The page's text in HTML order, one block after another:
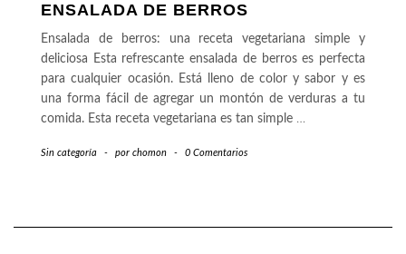
ENSALADA DE BERROS
Ensalada de berros: una receta vegetariana simple y
deliciosa Esta refrescante ensalada de berros es perfecta
para cualquier ocasión. Está lleno de color y sabor y es
una forma fácil de agregar un montón de verduras a tu
comida. Esta receta vegetariana es tan simple …
Sin categoría - por chomon - 0 Comentarios